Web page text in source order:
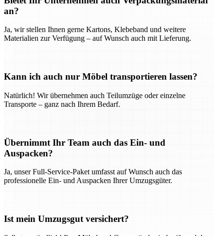
an?
Ja, wir stellen Ihnen gerne Kartons, Klebeband und weitere
Materialien zur Verfügung – auf Wunsch auch mit Lieferung.
Kann ich auch nur Möbel transportieren lassen?
Natürlich! Wir übernehmen auch Teilumzüge oder einzelne
Transporte – ganz nach Ihrem Bedarf.
Übernimmt Ihr Team auch das Ein- und
Auspacken?
Ja, unser Full-Service-Paket umfasst auf Wunsch auch das
professionelle Ein- und Auspacken Ihrer Umzugsgüter.
Ist mein Umzugsgut versichert?